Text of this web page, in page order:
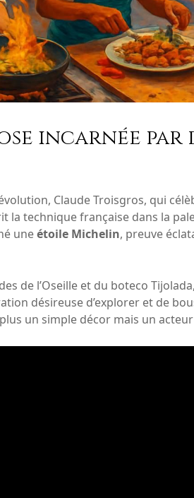
incarnée par
Claude Troisgros, qui
la technique française dans la
uneétoile Michelin, preuve
de l’Oseille et du boteco
désireuse d’explorer et de
plus un simple décor mais un